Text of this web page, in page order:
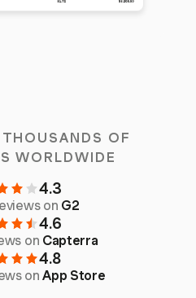
OF
WORLDWIDE
4.3
on G2
4.6
on Capterra
4.8
onApp Store